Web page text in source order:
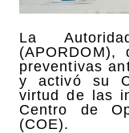
La
preventivas
y activó su
virtud de las
Centro de
(COE).